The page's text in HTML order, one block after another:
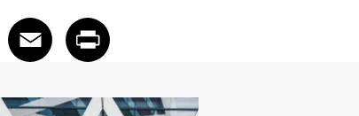
on Facebook
Facebook
Share on Email
Email
Share on Print